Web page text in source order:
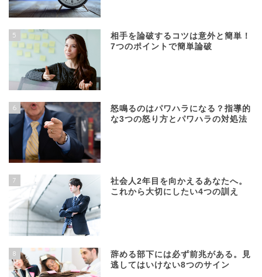
5
相手を論破するコツは意外と簡単！
7つのポイントで簡単論破
6
怒鳴るのはパワハラになる？指導的
な3つの怒り方とパワハラの対処法
7
社会人2年目を向かえるあなたへ。
これから大切にしたい4つの訓え
8
辞める部下には必ず前兆がある。見
逃してはいけない8つのサイン